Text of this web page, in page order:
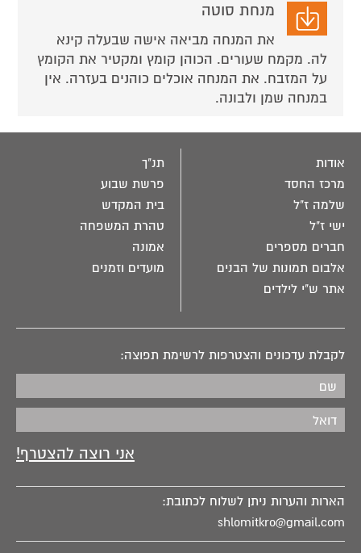
מנחת סוטה
את המנחה מביאה אישה שבעלה קינא
לה. מקמח שעורים. הכוהן קומץ ומקטיר את הקומץ
על המזבח. את המנחה אוכלים כוהנים בעזרה. אין
במנחה שמן ולבונה.
אודות
מרכז החסד
שלמה ז"ל
ישי ז"ל
חברים מספרים
אלבום תמונות של הבנים
אתר ש"י לילדים
תנ"ך
פרשת שבוע
בית המקדש
טהרת המשפחה
אמונה
מועדים וזמנים
לקבלת עדכונים והצטרפות לרשימת תפוצה:
הארות והערות ניתן לשלוח לכתובת:
shlomitkro@gmail.com